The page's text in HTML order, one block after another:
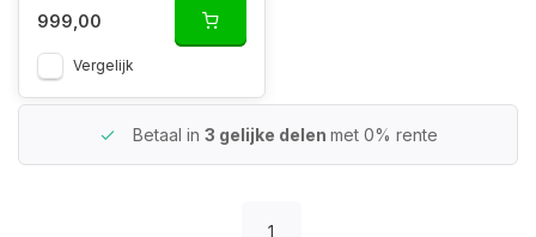
999,00
Vergelijk
Betaal in 3 gelijke delen met 0% rente
1